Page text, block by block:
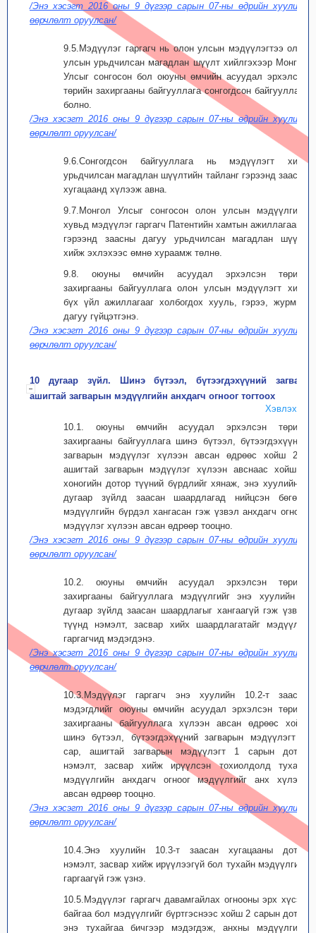
/Энэ хэсэгт 2016 оны 9 дүгээр сарын 07-ны өдрийн хуулиар
өөрчлөлт оруулсан/
9.5.Мэдүүлэг гаргагч нь олон улсын мэдүүлэгтээ олон
улсын урьдчилсан магадлан шүүлт хийлгэхээр Монгол
Улсыг сонгосон бол оюуны өмчийн асуудал эрхэлсэн
төрийн захиргааны байгууллага сонгогдсон байгууллага
болно.
/Энэ хэсэгт 2016 оны 9 дүгээр сарын 07-ны өдрийн хуулиар
өөрчлөлт оруулсан/
9.6.Сонгогдсон байгууллага нь мэдүүлэгт хийх
урьдчилсан магадлан шүүлтийн тайланг гэрээнд заасан
хугацаанд хүлээж авна.
9.7.Монгол Улсыг сонгосон олон улсын мэдүүлгийн
хувьд мэдүүлэг гаргагч Патентийн хамтын ажиллагааны
гэрээнд заасны дагуу урьдчилсан магадлан шүүлт
хийж эхлэхээс өмнө хураамж төлнө.
9.8. оюуны өмчийн асуудал эрхэлсэн төрийн
захиргааны байгууллага олон улсын мэдүүлэгт хийх
бүх үйл ажиллагааг холбогдох хууль, гэрээ, журмын
дагуу гүйцэтгэнэ.
/Энэ хэсэгт 2016 оны 9 дүгээр сарын 07-ны өдрийн хуулиар
өөрчлөлт оруулсан/
10 дугаар зүйл. Шинэ бүтээл, бүтээгдэхүүний загвар,
ашигтай загварын мэдүүлгийн анхдагч огноог тогтоох
Хэвлэх
10.1. оюуны өмчийн асуудал эрхэлсэн төрийн
захиргааны байгууллага шинэ бүтээл, бүтээгдэхүүний
загварын мэдүүлэг хүлээн авсан өдрөөс хойш 2О,
ашигтай загварын мэдүүлэг хүлээн авснаас хойш 7
хоногийн дотор түүний бүрдлийг хянаж, энэ хуулийн 7
дугаар зүйлд заасан шаардлагад нийцсэн бөгөөд
мэдүүлгийн бүрдэл хангасан гэж үзвэл анхдагч огноог
мэдүүлэг хүлээн авсан өдрөөр тооцно.
/Энэ хэсэгт 2016 оны 9 дүгээр сарын 07-ны өдрийн хуулиар
өөрчлөлт оруулсан/
10.2. оюуны өмчийн асуудал эрхэлсэн төрийн
захиргааны байгууллага мэдүүлгийг энэ хуулийн 7
дугаар зүйлд заасан шаардлагыг хангаагүй гэж үзвэл
түүнд нэмэлт, засвар хийх шаардлагатайг мэдүүлэг
гаргагчид мэдэгдэнэ.
/Энэ хэсэгт 2016 оны 9 дүгээр сарын 07-ны өдрийн хуулиар
өөрчлөлт оруулсан/
10.3.Мэдүүлэг гаргагч энэ хуулийн 10.2-т заасан
мэдэгдлийг оюуны өмчийн асуудал эрхэлсэн төрийн
захиргааны байгууллага хүлээн авсан өдрөөс хойш
шинэ бүтээл, бүтээгдэхүүний загварын мэдүүлэгт З
сар, ашигтай загварын мэдүүлэгт 1 сарын дотор
нэмэлт, засвар хийж ирүүлсэн тохиолдолд тухайн
мэдүүлгийн анхдагч огноог мэдүүлгийг анх хүлээн
авсан өдрөөр тооцно.
/Энэ хэсэгт 2016 оны 9 дүгээр сарын 07-ны өдрийн хуулиар
өөрчлөлт оруулсан/
10.4.Энэ хуулийн 10.3-т заасан хугацааны дотор
нэмэлт, засвар хийж ирүүлээгүй бол тухайн мэдүүлгийг
гаргаагүй гэж үзнэ.
10.5.Мэдүүлэг гаргагч давамгайлах огнооны эрх хүсэж
байгаа бол мэдүүлгийг бүртгэснээс хойш 2 сарын дотор
энэ тухайгаа бичгээр мэдэгдэж, анхны мэдүүлгийн